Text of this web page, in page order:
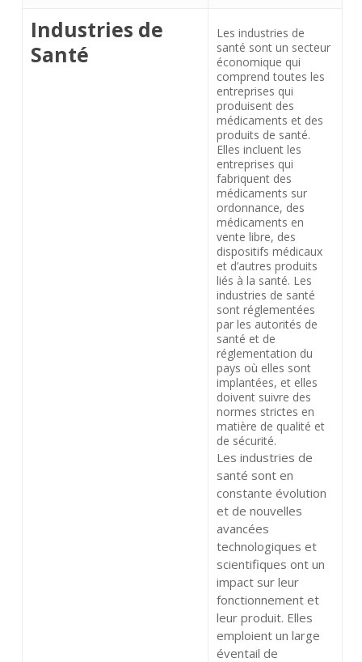
Industries de
Santé
Les industries de
santé sont un secteur
économique qui
comprend toutes les
entreprises qui
produisent des
médicaments et des
produits de santé.
Elles incluent les
entreprises qui
fabriquent des
médicaments sur
ordonnance, des
médicaments en
vente libre, des
dispositifs médicaux
et d’autres produits
liés à la santé. Les
industries de santé
sont réglementées
par les autorités de
santé et de
réglementation du
pays où elles sont
implantées, et elles
doivent suivre des
normes strictes en
matière de qualité et
de sécurité.
Les industries de
santé sont en
constante évolution
et de nouvelles
avancées
technologiques et
scientifiques ont un
impact sur leur
fonctionnement et
leur produit. Elles
emploient un large
éventail de